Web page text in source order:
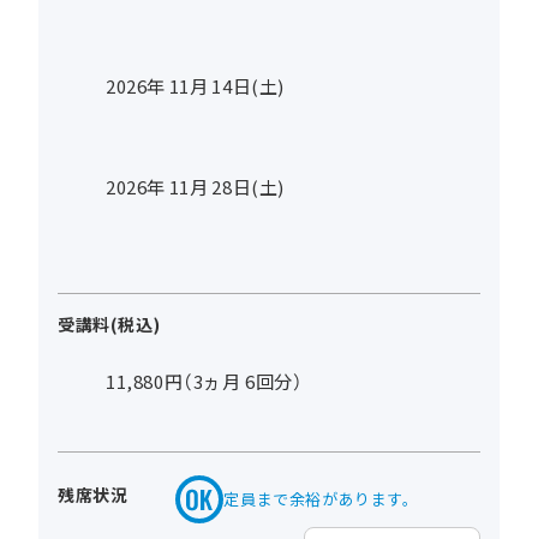
2026年 11月 14日(土)
2026年 11月 28日(土)
受講料(税込)
11,880円（3ヵ月 6回分）
残席状況 定員まで余裕があります。